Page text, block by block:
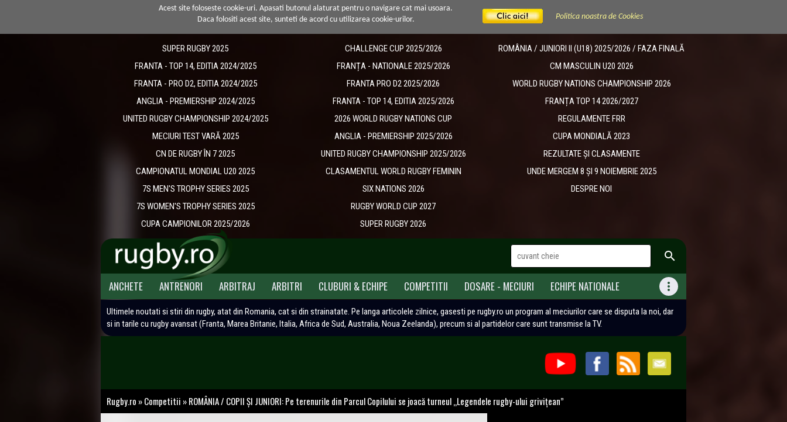
Politica noastra de Cookies
Acest site foloseste cookie-uri. Apasati butonul alaturat pentru o navigare cat mai usoara.
Daca folositi acest site, sunteti de acord cu utilizarea cookie-urilor.
SUPER RUGBY 2025
FRANTA - TOP 14, EDITIA 2024/2025
FRANTA - PRO D2, EDITIA 2024/2025
ANGLIA - PREMIERSHIP 2024/2025
UNITED RUGBY CHAMPIONSHIP 2024/2025
MECIURI TEST VARĂ 2025
CN DE RUGBY ÎN 7 2025
CAMPIONATUL MONDIAL U20 2025
7S MEN'S TROPHY SERIES 2025
7S WOMEN'S TROPHY SERIES 2025
CUPA CAMPIONILOR 2025/2026
CHALLENGE CUP 2025/2026
​FRANȚA - NATIONALE 2025/2026
FRANTA PRO D2 2025/2026
FRANTA - TOP 14, EDITIA 2025/2026
2026 WORLD RUGBY NATIONS CUP
ANGLIA - PREMIERSHIP 2025/2026
UNITED RUGBY CHAMPIONSHIP 2025/2026
CLASAMENTUL WORLD RUGBY FEMININ
SIX NATIONS 2026
RUGBY WORLD CUP 2027
SUPER RUGBY 2026
ROMÂNIA / JUNIORI II (U18) 2025/2026 / FAZA FINALĂ
CM MASCULIN U20 2026
WORLD RUGBY NATIONS CHAMPIONSHIP 2026
FRANȚA TOP 14 2026/2027
REGULAMENTE FRR
CUPA MONDIALĂ 2023
REZULTATE ȘI CLASAMENTE
UNDE MERGEM 8 ȘI 9 NOIEMBRIE 2025
DESPRE NOI

ANCHETE ANTRENORI ARBITRAJ ARBITRI CLUBURI & ECHIPE COMPETITII DOSARE - MECIURI ECHIPE NATIONALE 
Ultimele noutati si stiri din rugby, atat din Romania, cat si din strainatate. Pe langa articolele zilnice, gasesti pe rugby.ro un program al meciurilor care se disputa la noi, dar
si in tarile cu rugby avansat (Franta, Marea Britanie, Italia, Africa de Sud, Australia, Noua Zeelanda), precum si al partidelor care sunt transmise la TV.
Rugby.ro »Competitii »ROMÂNIA / COPII ȘI JUNIORI: Pe terenurile din Parcul Copilului se joacă turneul „Legendele rugby-ului grivițean”